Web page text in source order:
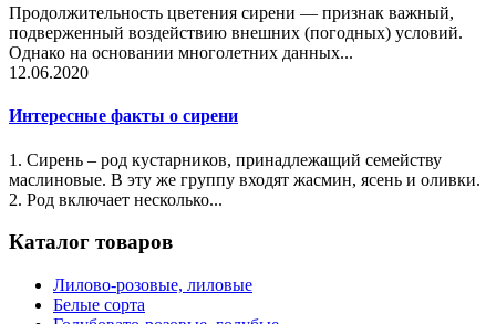
Продолжительность цветения сирени — признак важный,
подверженный воздействию внешних (погодных) условий.
Однако на основании многолетних данных...
12.06.2020
Интересные факты о сирени
1. Сирень – род кустарников, принадлежащий семейству
маслиновые. В эту же группу входят жасмин, ясень и оливки.
2. Род включает несколько...
Каталог товаров
Лилово-розовые, лиловые
Белые сорта